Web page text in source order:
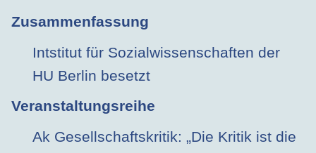
Zusammenfassung
Intstitut für Sozialwissenschaften der
HU Berlin besetzt
Veranstaltungsreihe
Ak Gesellschaftskritik: „Die Kritik ist die